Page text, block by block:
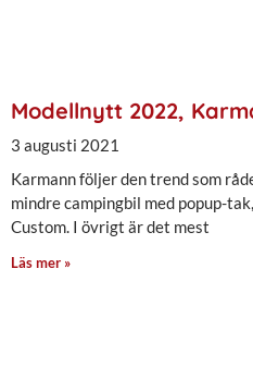
Modellnytt 2022,
3 augusti 2021
Karmann följer den trend som
mindre campingbil med popup-
Custom. I övrigt är det mest
Läs mer »